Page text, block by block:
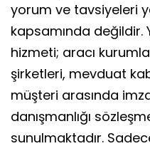
yorum ve tavsiyeleri
kapsamında değildir.
hizmeti; aracı
şirketleri, mevduat
müşteri arasında
danışmanlığı
sunulmaktadır.